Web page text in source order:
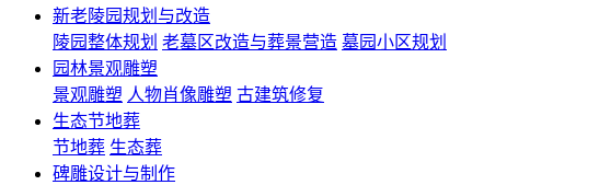
新老陵园规划与改造
陵园整体规划 老墓区改造与葬景营造 墓园小区规划
园林景观雕塑
景观雕塑 人物肖像雕塑 古建筑修复
生态节地葬
节地葬 生态葬
碑雕设计与制作